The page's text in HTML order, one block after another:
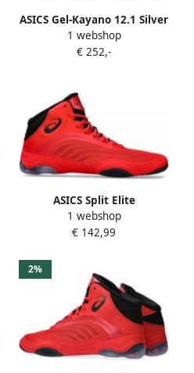
ASICS Gel-Kayano 12.1 Silver
Burgundy
1 webshop
€ 252,-
ASICS Split Elite
Worstelschoenen Rood
1 webshop
€ 142,99
2%